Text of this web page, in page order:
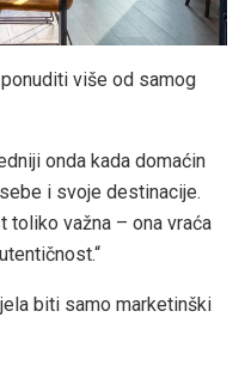
više od samog
onda kada domaćin
i svoje destinacije.
toliko važna – ona vraća
biti samo marketinški